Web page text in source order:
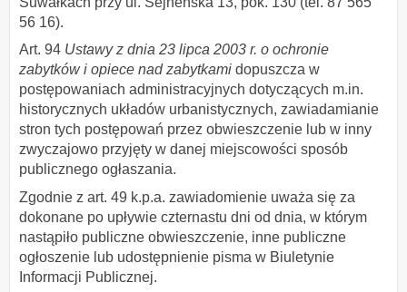
56 16).
Art. 94 Ustawy z dnia 23 lipca 2003 r. o ochronie
zabytków i opiece nad zabytkami dopuszcza w
postępowaniach administracyjnych dotyczących m.in.
historycznych układów urbanistycznych, zawiadamianie
stron tych postępowań przez obwieszczenie lub w inny
zwyczajowo przyjęty w danej miejscowości sposób
publicznego ogłaszania.
Zgodnie z art. 49 k.p.a. zawiadomienie uważa się za
dokonane po upływie czternastu dni od dnia, w którym
nastąpiło publiczne obwieszczenie, inne publiczne
ogłoszenie lub udostępnienie pisma w Biuletynie
Informacji Publicznej.